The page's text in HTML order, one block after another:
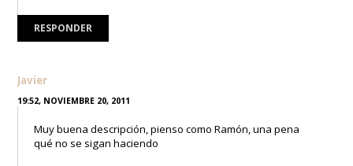
RESPONDER
Javier
19:52, NOVIEMBRE 20, 2011
Muy buena descripción, pienso como Ramón, una pena
qué no se sigan haciendo